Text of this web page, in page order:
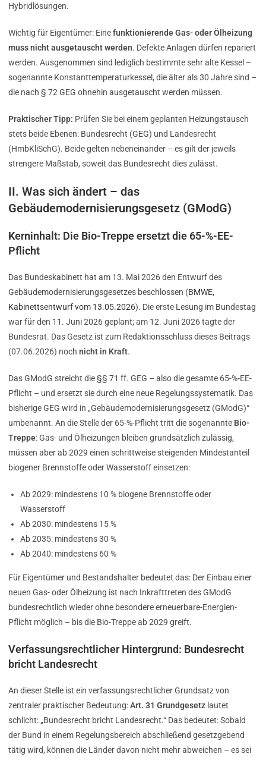
Hybridlösungen.
Wichtig für Eigentümer: Einefunktionierende Gas- oder Ölheizung
muss nicht ausgetauscht werden. Defekte Anlagen dürfen repariert
werden. Ausgenommen sind lediglich bestimmte sehr alte Kessel –
sogenannte Konstanttemperaturkessel, die älter als 30 Jahre sind –
die nach § 72 GEG ohnehin ausgetauscht werden müssen.
Praktischer Tipp: Prüfen Sie bei einem geplanten Heizungstausch
stets beide Ebenen: Bundesrecht (GEG) und Landesrecht
(HmbKliSchG). Beide gelten nebeneinander – es gilt der jeweils
strengere Maßstab, soweit das Bundesrecht dies zulässt.
II. Was sich ändert – das
Gebäudemodernisierungsgesetz (GModG)
Kerninhalt: Die Bio-Treppe ersetzt die 65-%-EE-
Pflicht
Das Bundeskabinett hat am 13. Mai 2026 den Entwurf des
Gebäudemodernisierungsgesetzes beschlossen (BMWE,
Kabinettsentwurf vom 13.05.2026). Die erste Lesung im Bundestag
war für den 11. Juni 2026 geplant; am 12. Juni 2026 tagte der
Bundesrat. Das Gesetz ist zum Redaktionsschluss dieses Beitrags
(07.06.2026) noch nicht in Kraft.
Das GModG streicht die §§ 71 ff. GEG – also die gesamte 65-%-EE-
Pflicht – und ersetzt sie durch eine neue Regelungssystematik. Das
bisherige GEG wird in „Gebäudemodernisierungsgesetz (GModG)“
umbenannt. An die Stelle der 65-%-Pflicht tritt die sogenannte Bio-
Treppe: Gas- und Ölheizungen bleiben grundsätzlich zulässig,
müssen aber ab 2029 einen schrittweise steigenden Mindestanteil
biogener Brennstoffe oder Wasserstoff einsetzen:
Ab 2029: mindestens 10 % biogene Brennstoffe oder
Wasserstoff
Ab 2030: mindestens 15 %
Ab 2035: mindestens 30 %
Ab 2040: mindestens 60 %
Für Eigentümer und Bestandshalter bedeutet das: Der Einbau einer
neuen Gas- oder Ölheizung ist nach Inkrafttreten des GModG
bundesrechtlich wieder ohne besondere erneuerbare-Energien-
Pflicht möglich – bis die Bio-Treppe ab 2029 greift.
Verfassungsrechtlicher Hintergrund: Bundesrecht
bricht Landesrecht
An dieser Stelle ist ein verfassungsrechtlicher Grundsatz von
zentraler praktischer Bedeutung:Art. 31 Grundgesetz lautet
schlicht: „Bundesrecht bricht Landesrecht.“ Das bedeutet: Sobald
der Bund in einem Regelungsbereich abschließend gesetzgebend
tätig wird, können die Länder davon nicht mehr abweichen – es sei